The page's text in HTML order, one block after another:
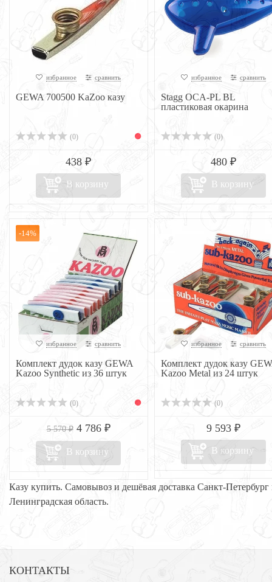
избранное сравнить
GEWA 700500 KaZoo казу
(0)
438 ₽
В корзину
избранное сравнить
Stagg OCA-PL BL
пластиковая окарина
(0)
480 ₽
В корзину
-14%
избранное сравнить
Комплект дудок казу GEWA
Kazoo Synthetic из 36 штук
(0)
5 570 ₽ 4 786 ₽
В корзину
избранное сравнить
Комплект дудок казу
Kazoo Metal из 24 штук
(0)
9 593 ₽
В корзину
Казу купить. Самовывоз и дешёвая доставка Санкт-Петербург
Ленинградская область.
КОНТАКТЫ